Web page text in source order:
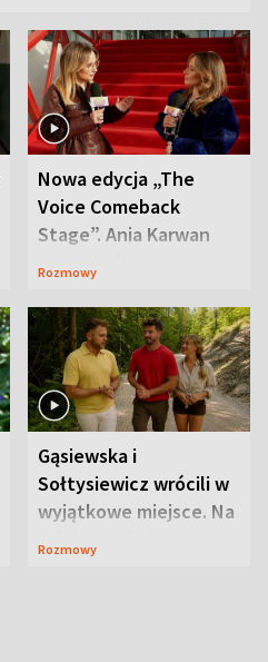
Nowa edycja „The
Voice Comeback
Stage”. Ania Karwan
zapowiada
Rozmowy
Gąsiewska i
Sołtysiewicz wrócili w
wyjątkowe miejsce. Na
szlaku czekał
Rozmowy